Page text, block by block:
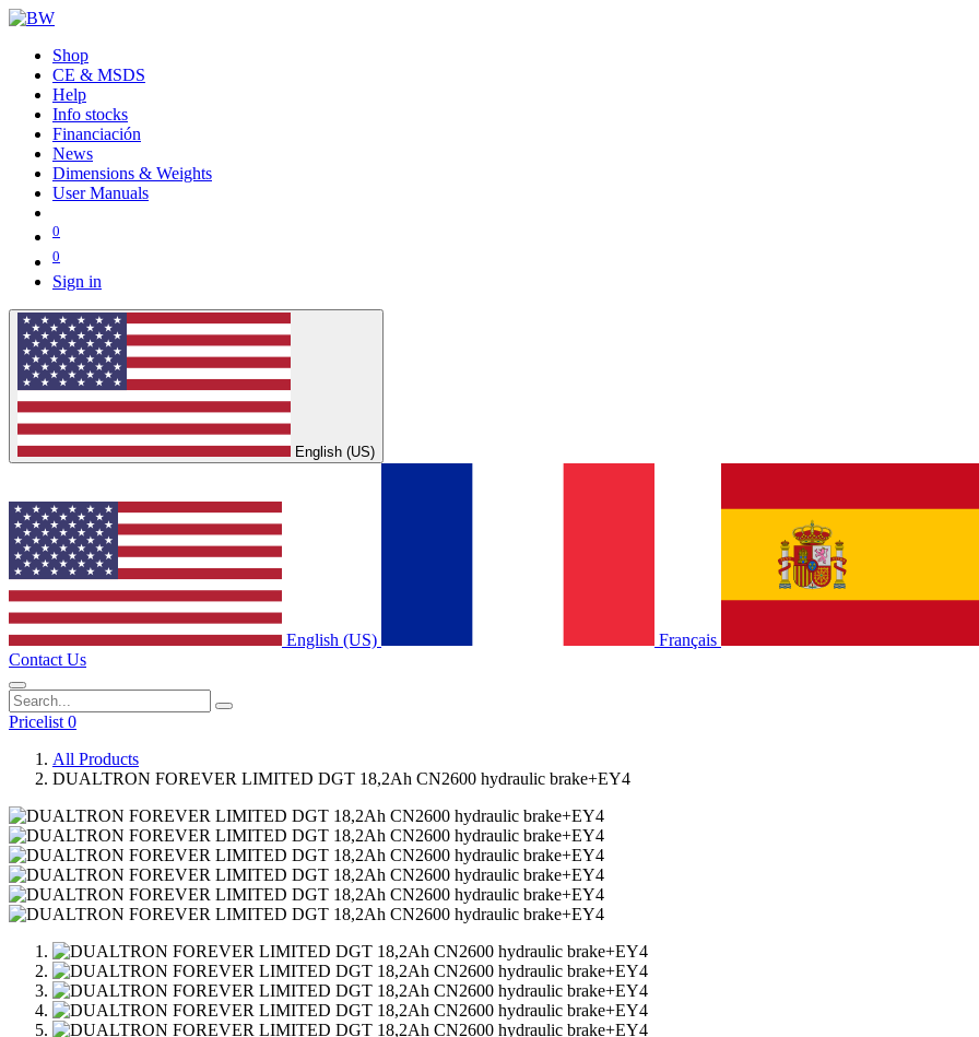
Shop
CE & MSDS
Help
Info stocks
Financiación
News
Dimensions & Weights
User Manuals
0
0
Sign in
English (US)
English (US) Français
Contact Us
Pricelist 0
All Products
DUALTRON FOREVER LIMITED DGT 18,2Ah CN2600 hydraulic brake+EY4